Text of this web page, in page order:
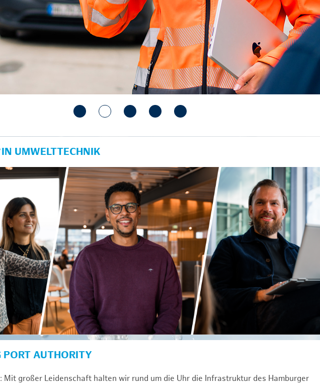
UMWELTTECHNIK
PORT AUTHORITY
Mit großer Leidenschaft halten wir rund um die Uhr die Infrastruktur des Hamburger